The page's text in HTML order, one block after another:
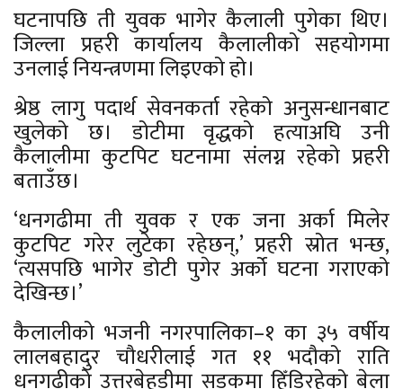
घटनापछि ती युवक भागेर कैलाली पुगेका थिए।
जिल्ला प्रहरी कार्यालय कैलालीको सहयोगमा
उनलाई नियन्त्रणमा लिइएको हो।
श्रेष्ठ लागु पदार्थ सेवनकर्ता रहेको अनुसन्धानबाट
खुलेको छ। डोटीमा वृद्धको हत्याअघि उनी
कैलालीमा कुटपिट घटनामा संलग्न रहेको प्रहरी
बताउँछ।
‘धनगढीमा ती युवक र एक जना अर्का मिलेर
कुटपिट गरेर लुटेका रहेछन्,’ प्रहरी स्रोत भन्छ,
‘त्यसपछि भागेर डोटी पुगेर अर्को घटना गराएको
देखिन्छ।’
कैलालीको भजनी नगरपालिका–१ का ३५ वर्षीय
लालबहादुर चौधरीलाई गत ११ भदौको राति
धनगढीको उत्तरबेहडीमा सडकमा हिँडिरहेको बेला